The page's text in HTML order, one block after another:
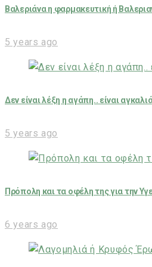
Βαλεριάνα η φαρμακευτική ή
5 years ago
Δεν είναι λέξη η αγάπη.. είναι
5 years ago
Πρόπολη και τα οφέλη της για την
6 years ago